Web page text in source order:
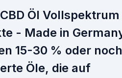
Öl
- Made in
15-30 % oder noch
Öle, die auf